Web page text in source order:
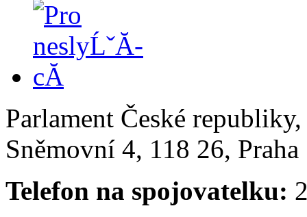
Parlament České
Sněmovní 4, 118 26,
Telefon na spojovatelku: